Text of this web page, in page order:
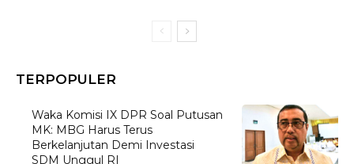
TERPOPULER
Waka Komisi IX DPR Soal Putusan
MK: MBG Harus Terus
Berkelanjutan Demi Investasi
SDM Unggul RI